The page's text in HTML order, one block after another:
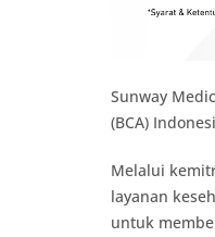
Sunway
(BCA)
Melalui
layanan
untuk